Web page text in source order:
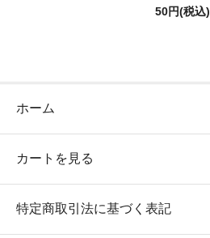
50円(税込)
ホーム
カートを見る
特定商取引法に基づく表記